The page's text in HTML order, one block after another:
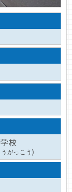
校
がっこう)